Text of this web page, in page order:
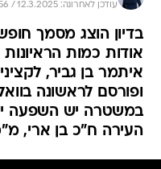
עודכן לאחרונה: 12.3.2025 / 9:56
בדיון הוצג מסמך
אודות כמות
איתמר בן גביר,
ופורסם לראשונה
במשטרה יש השפעה
העירה ח"כ בן ארי,